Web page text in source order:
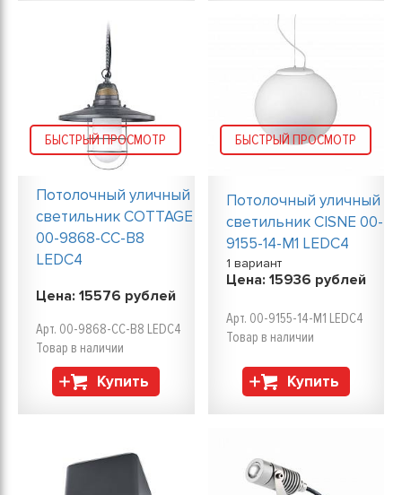
БЫСТРЫЙ ПРОСМОТР
Потолочный уличный
светильник COTTAGE
00-9868-CC-B8
LEDC4
Цена: 15576 рублей
Арт. 00-9868-CC-B8 LEDC4
Товар в наличии
Купить
БЫСТРЫЙ ПРОСМОТР
Потолочный уличный
светильник CISNE 00-
9155-14-M1 LEDC4
1 вариант
Цена: 15936 рублей
Арт. 00-9155-14-M1 LEDC4
Товар в наличии
Купить